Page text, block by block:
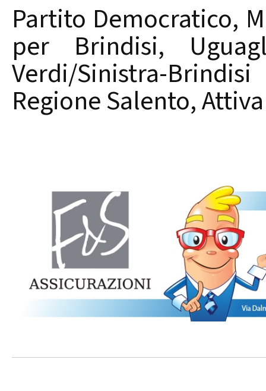
Partito Democratico,
per Brindisi,
Verdi/Sinistra-
Regione Salento,